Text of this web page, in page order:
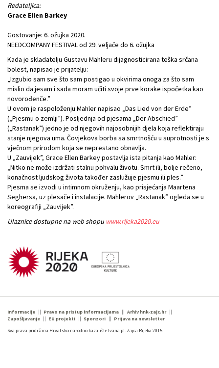
Redateljica:
Grace Ellen Barkey
Gostovanje: 6. ožujka 2020.
NEEDCOMPANY FESTIVAL od 29. veljače do 6. ožujka
Kada je skladatelju Gustavu Mahleru dijagnosticirana teška srčana
bolest, napisao je prijatelju:
„Izgubio sam sve što sam postigao u okvirima onoga za što sam
mislio da jesam i sada moram učiti svoje prve korake ispočetka kao
novorođenče.”
U ovom je raspoloženju Mahler napisao „Das Lied von der Erde”
(„Pjesmu o zemlji”). Posljednja od pjesama „Der Abschied”
(„Rastanak”) jedno je od njegovih najosobnijih djela koja reflektiraju
stanje njegova uma. Čovjekova borba sa smrtnošću u suprotnosti je s
vječnom prirodom koja se neprestano obnavlja.
U „Zauvijek”, Grace Ellen Barkey postavlja ista pitanja kao Mahler:
„Nitko ne može izdržati stalnu pohvalu životu. Smrt ili, bolje rečeno,
konačnost ljudskog života također zaslužuje pjesmu ili ples.”
Pjesma se izvodi u intimnom okruženju, kao prisjećanja Maartena
Seghersa, uz plesače i instalacije. Mahlerov „Rastanak” ogleda se u
koreografiji „Zauvijek”.
Ulaznice dostupne na web shopu www.rijeka2020.eu
Informacije Pravo na pristup informacijama
Arhiv hnk-zajc.hr
Zapošljavanje
EU projekti Sponzori
Prijava na newsletter
Sva prava pridržana Hrvatsko narodno kazalište Ivana pl. Zajca Rijeka 2015.